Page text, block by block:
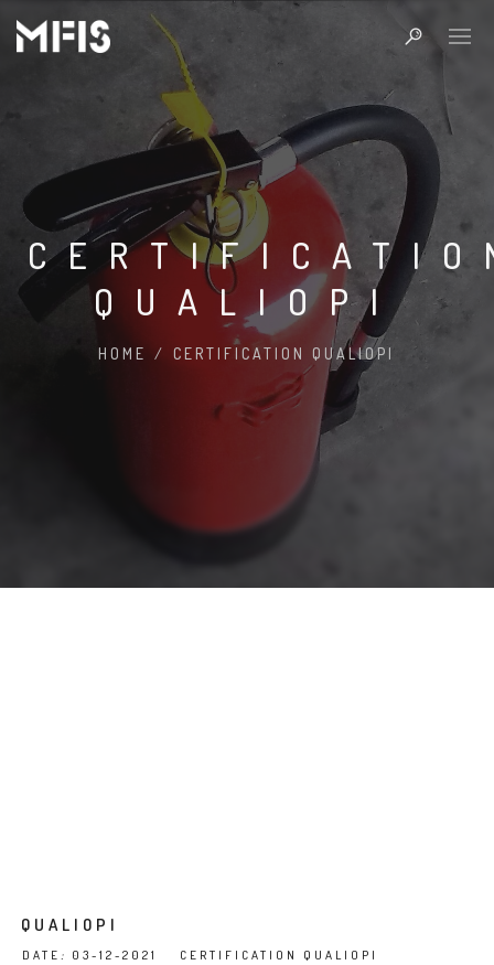
QUALIOPI
HOME / CERTIFICATION QUALIOPI
QUALIOPI
DATE : 03-12-2021 CERTIFICATION QUALIOPI